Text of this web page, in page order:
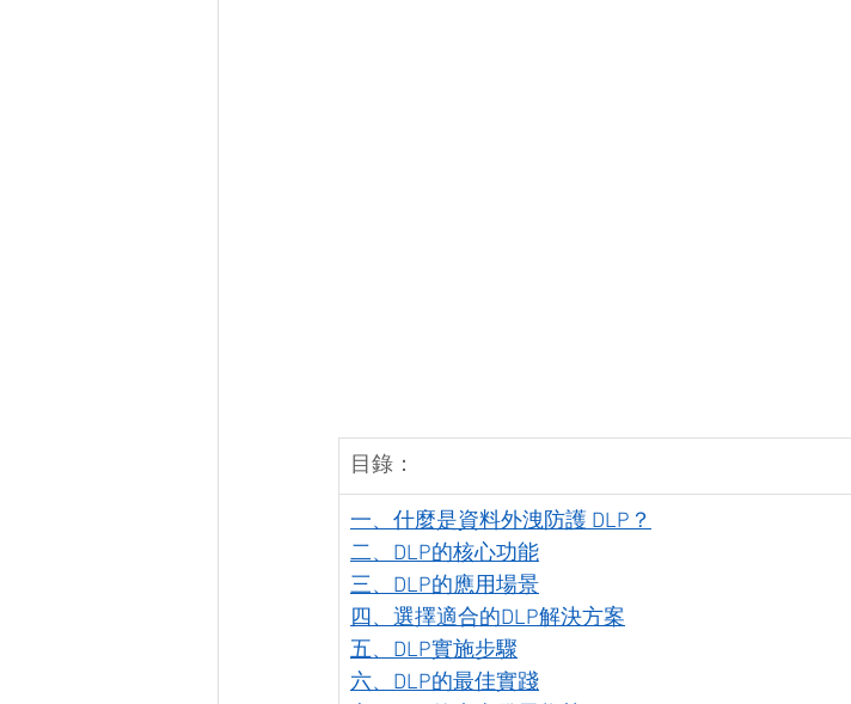
目錄：
一、什麼是資料外洩防護 DLP？
二、DLP的核心功能
三、DLP的應用場景
四、選擇適合的DLP解決方案
五、DLP實施步驟
六、DLP的最佳實踐